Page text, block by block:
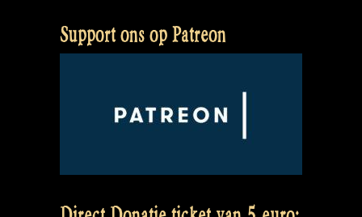
Support ons op Patreon